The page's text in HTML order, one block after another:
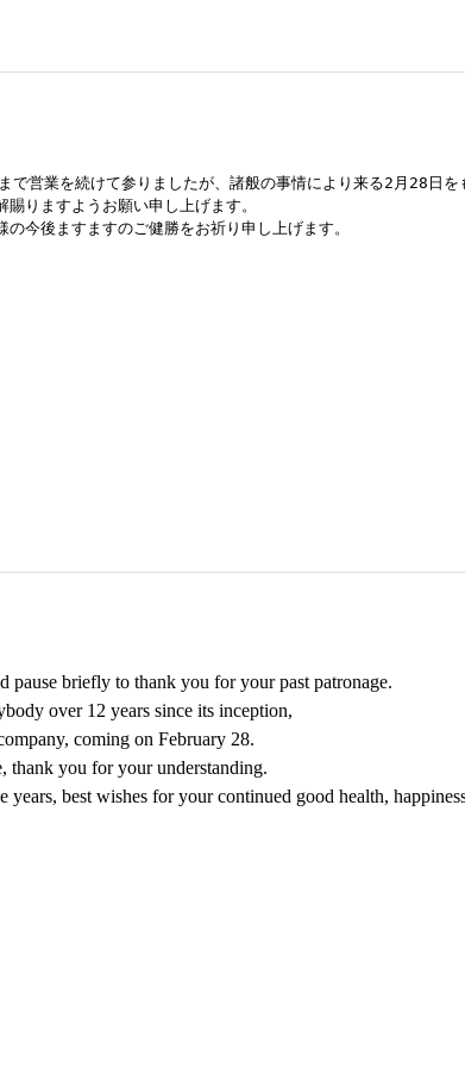
営業を続けて参りましたが、諸般の事情により来る2月28日を
りますようお願い申し上げます。
今後ますますのご健勝をお祈り申し上げます。
pause briefly to thank you for your past patronage.
over 12 years since its inception,
coming on February 28.
you for your understanding.
best wishes for your continued good health,